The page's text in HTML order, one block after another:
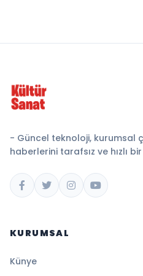
- Güncel teknoloji, kurumsal
haberlerini tarafsız ve hızlı
KURUMSAL
Künye